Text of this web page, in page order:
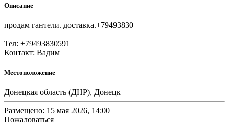
Описание
продам гантели. доставка.+79493830
Тел: +79493830591
Контакт: Вадим
Местоположение
Донецкая область (ДНР), Донецк
Размещено: 15 мая 2026, 14:00
Пожаловаться